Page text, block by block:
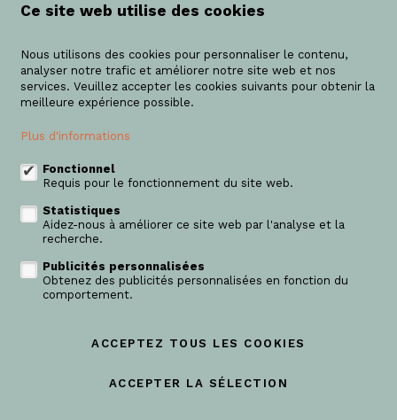
Vendu
Rez-de-ch. avec jardin
96m²
Ce site web utilise des cookies
Nous utilisons des cookies pour personnaliser le contenu,
analyser notre trafic et améliorer notre site web et nos
services. Veuillez accepter les cookies suivants pour obtenir la
meilleure expérience possible.
Plus d'informations
Fonctionnel
Requis pour le fonctionnement du site web.
Statistiques
Aidez-nous à améliorer ce site web par l'analyse et la
recherche.
Publicités personnalisées
Obtenez des publicités personnalisées en fonction du
comportement.
ACCEPTEZ TOUS LES COOKIES
ACCEPTER LA SÉLECTION